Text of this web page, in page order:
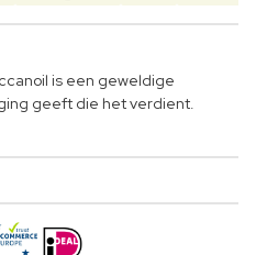
is een geweldige
geeft die het verdient.